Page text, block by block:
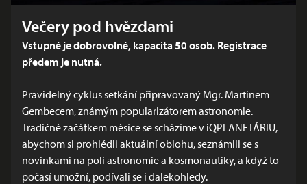
Večery pod hvězdami
Vstupné je dobrovolné, kapacita 50 osob. Registrace
předem je nutná.
Pravidelný cyklus setkání připravovaný Mgr. Martinem
Gembecem, známým popularizátorem astronomie.
Tradičně začátkem měsíce se scházíme v iQPLANETÁRIU,
abychom si prohlédli aktuální oblohu, seznámili se s
novinkami na poli astronomie a kosmonautiky, a když to
počasí umožní, podívali se i dalekohledy.